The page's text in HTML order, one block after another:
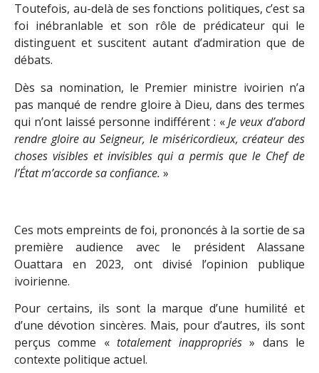
Toutefois, au-delà de ses fonctions politiques, c’est sa
foi inébranlable et son rôle de prédicateur qui le
distinguent et suscitent autant d’admiration que de
débats.
Dès sa nomination, le Premier ministre ivoirien n’a
pas manqué de rendre gloire à Dieu, dans des termes
qui n’ont laissé personne indifférent : «Je veux d’abord
rendre gloire au Seigneur, le miséricordieux, créateur des
choses visibles et invisibles qui a permis que le Chef de
l’État m’accorde sa confiance. »
Ces mots empreints de foi, prononcés à la sortie de sa
première audience avec le président Alassane
Ouattara en 2023, ont divisé l’opinion publique
ivoirienne.
Pour certains, ils sont la marque d’une humilité et
d’une dévotion sincères. Mais, pour d’autres, ils sont
perçus comme «totalement inappropriés» dans le
contexte politique actuel.